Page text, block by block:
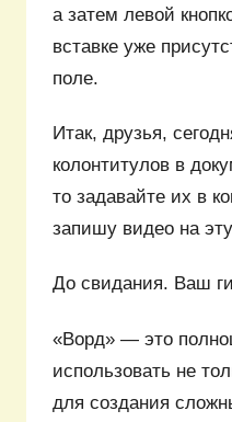
а затем левой
вставке уже
поле.
Итак, друзья,
колонтитулов в
то задавайте их в
запишу видео на
До свидания. Ваш
«Ворд» — это
использовать не
для создания